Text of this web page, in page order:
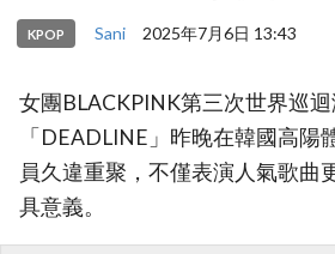
KPOP Sani 2025年7月6日 13:43
女團BLACKPINK第三次世界巡
「DEADLINE」昨晚在韓國高陽
員久違重聚，不僅表演人氣歌曲
具意義。